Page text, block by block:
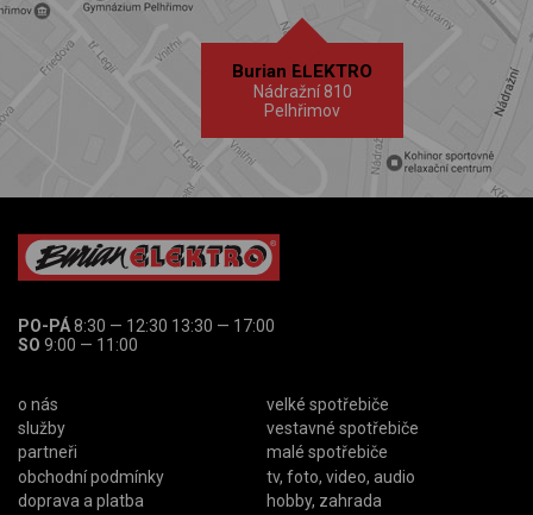
Burian ELEKTRO
Nádražní 810
Pelhřimov
PO-PÁ8:30 — 12:30 13:30 — 17:00
SO 9:00 — 11:00
o nás
služby
partneři
obchodní podmínky
doprava a platba
velké spotřebiče
vestavné spotřebiče
malé spotřebiče
tv, foto, video, audio
hobby, zahrada